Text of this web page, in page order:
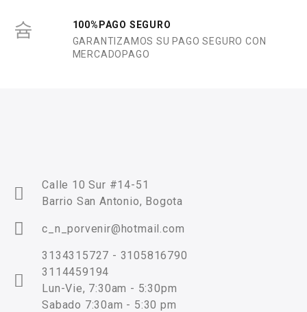
100%PAGO SEGURO
GARANTIZAMOS SU PAGO SEGURO CON
MERCADOPAGO
Calle 10 Sur #14-51
Barrio San Antonio, Bogota
c_n_porvenir@hotmail.com
3134315727 - 3105816790
3114459194
Lun-Vie, 7:30am - 5:30pm
Sabado 7:30am - 5:30 pm